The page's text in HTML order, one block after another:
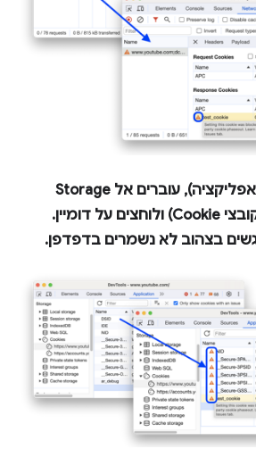
עוברים אל Storage
(קובצי Cookie) ולוחצים על דומיין.